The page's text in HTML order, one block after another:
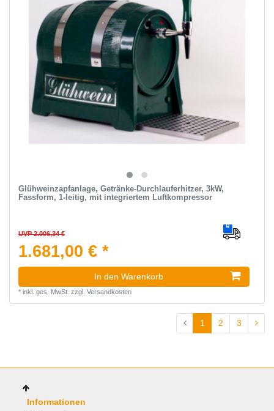
Glühweinzapfanlage, Getränke-Durchlauferhitzer, 3kW,
Fassform, 1-leitig, mit integriertem Luftkompressor
UVP 2.006,34 €
1.681,00 € *
In den Warenkorb
* inkl. ges. MwSt. zzgl. Versandkosten
1 2 3
Informationen